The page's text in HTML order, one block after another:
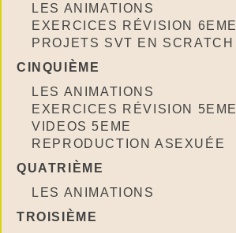
LES ANIMATIONS
EXERCICES RÉVISION 6EME
PROJETS SVT EN SCRATCH
CINQUIÈME
LES ANIMATIONS
EXERCICES RÉVISION 5EME
VIDEOS 5EME
REPRODUCTION ASEXUÉE
QUATRIÈME
LES ANIMATIONS
TROISIÈME